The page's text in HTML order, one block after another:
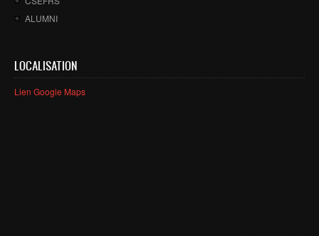
FORMATIONS
ALUMNI
LOCALISATION
Lien Google Maps